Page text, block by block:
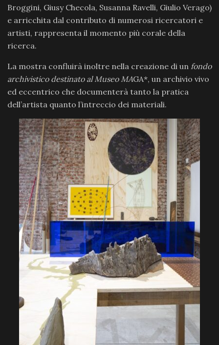
Broggini, Giusy Checola, Susanna Ravelli, Giulio Verago)
e arricchita dal contributo di numerosi ricercatori e
artisti, rappresenta il momento più corale della
ricerca.
La mostra confluirà inoltre nella creazione di un fondo
archivistico destinato al Museo MAGA*, un archivio vivo
ed eccentrico che documenterà tanto la pratica
dell’artista quanto l’intreccio dei materiali.